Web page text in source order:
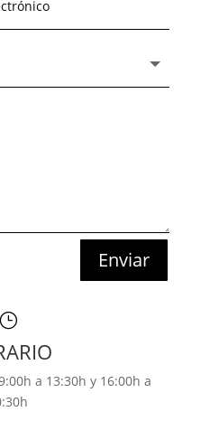
Enviar
}
a 13:30h y 16:00h a